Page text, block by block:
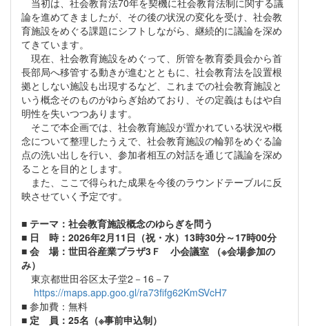
論を進めてきましたが、その後の状況の変化を受け、社会教
育施設をめぐる課題にシフトしながら、継続的に議論を深め
てきています。
現在、社会教育施設をめぐって、所管を教育委員会から首
長部局へ移管する動きが進むとともに、社会教育法を設置根
拠としない施設も出現するなど、これまでの社会教育施設と
いう概念そのものがゆらぎ始めており、その定義はもはや自
明性を失いつつあります。
そこで本企画では、社会教育施設が置かれている状況や概
念について整理したうえで、社会教育施設の輪郭をめぐる論
点の洗い出しを行い、参加者相互の対話を通じて議論を深め
ることを目的とします。
また、ここで得られた成果を今後のラウンドテーブルに反
映させていく予定です。
■ テーマ：社会教育施設概念のゆらぎを問う
■ 日 時：2026年2月11日（祝・水）13時30分～17時00分
■ 会 場：世田谷産業プラザ3Ｆ 小会議室
（※会場参加の
み）
東京都世田谷区太子堂2－16－7
https://maps.app.goo.gl/ra73fifg62KmSVcH7
■ 参加費：無料
■ 定 員：25名（※事前申込制）